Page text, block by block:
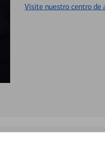
Visite nuestro centro de